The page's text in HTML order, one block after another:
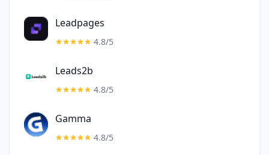
Leadpages
4.8/5
Leads2b
4.8/5
Gamma
4.8/5